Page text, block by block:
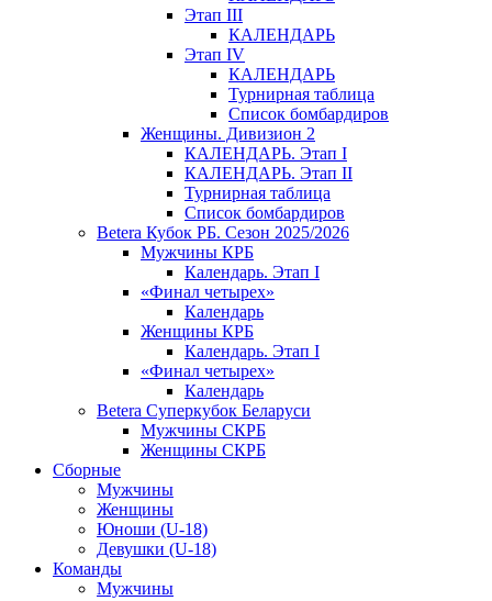
Этап III
КАЛЕНДАРЬ
Этап IV
КАЛЕНДАРЬ
Турнирная таблица
Список бомбардиров
Женщины. Дивизион 2
КАЛЕНДАРЬ. Этап I
КАЛЕНДАРЬ. Этап II
Турнирная таблица
Список бомбардиров
Betera Кубок РБ. Сезон 2025/2026
Мужчины КРБ
Календарь. Этап I
«Финал четырех»
Календарь
Женщины КРБ
Календарь. Этап I
«Финал четырех»
Календарь
Betera Суперкубок Беларуси
Мужчины СКРБ
Женщины СКРБ
Сборные
Мужчины
Женщины
Юноши (U-18)
Девушки (U-18)
Команды
Мужчины